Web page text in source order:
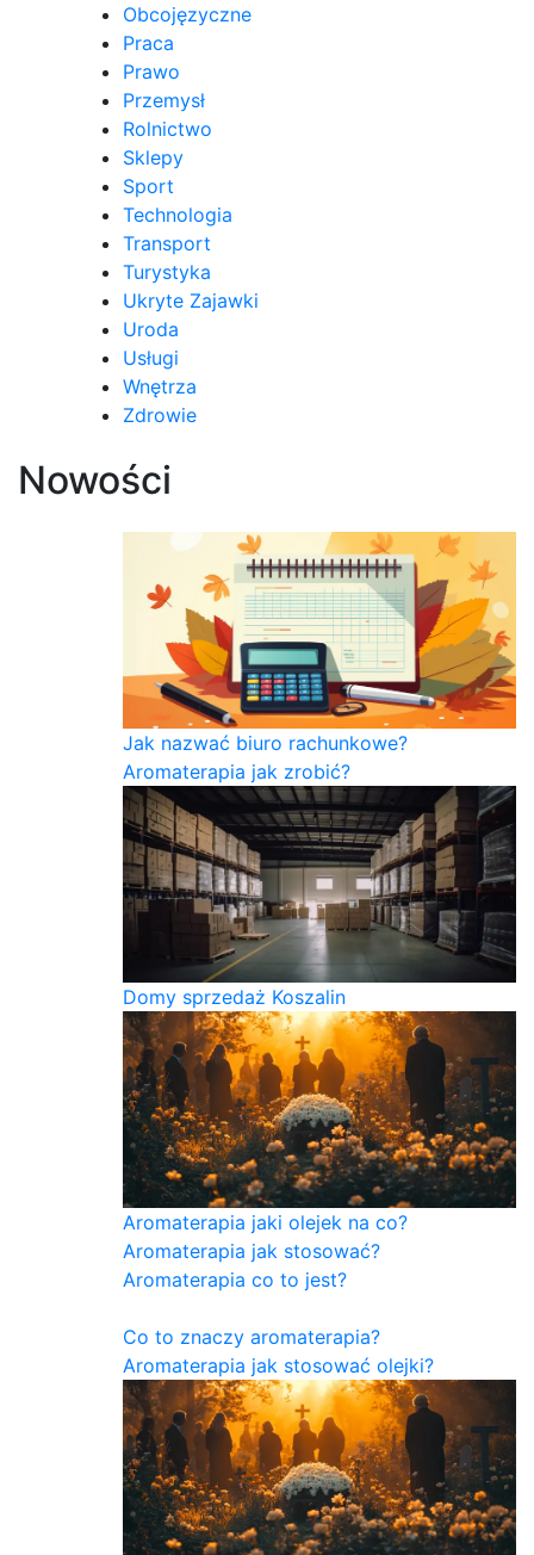
Obcojęzyczne
Praca
Prawo
Przemysł
Rolnictwo
Sklepy
Sport
Technologia
Transport
Turystyka
Ukryte Zajawki
Uroda
Usługi
Wnętrza
Zdrowie
Nowości
Jak nazwać biuro rachunkowe?
Aromaterapia jak zrobić?
Domy sprzedaż Koszalin
Aromaterapia jaki olejek na co?
Aromaterapia jak stosować?
Aromaterapia co to jest?
Co to znaczy aromaterapia?
Aromaterapia jak stosować olejki?